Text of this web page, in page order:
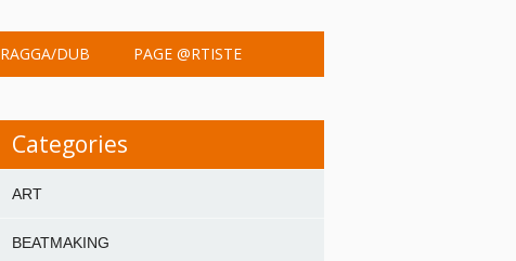
RAGGA/DUB PAGE @RTISTE
Categories
ART
BEATMAKING